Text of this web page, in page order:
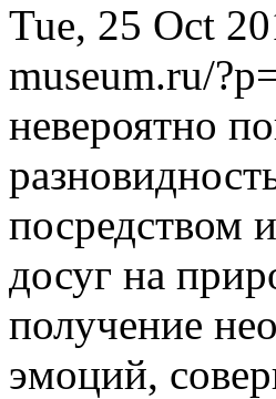
Tue, 25 Oct
museum.ru/
невероятно
посредством
досуг на
получение
эмоций,